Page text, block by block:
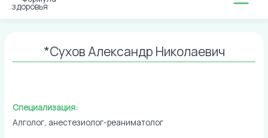
Main
*Сухов Александр Николаевич
Специализация:
Алголог, анестезиолог-реаниматолог